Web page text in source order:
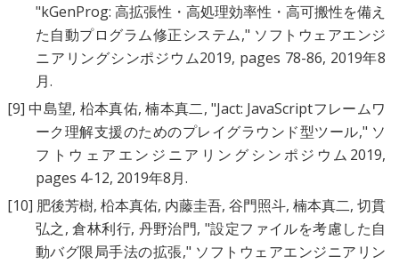
"kGenProg: 高拡張性・高処理効率性・高可搬性を備え
た自動プログラム修正システム," ソフトウェアエンジ
ニアリングシンポジウム2019, pages 78-86, 2019年8
月.
[9] 中島望, 柗本真佑,楠本真二, "Jact: JavaScriptフレームワ
ーク理解支援のためのプレイグラウンド型ツール," ソ
フトウェアエンジニアリングシンポジウム2019,
pages 4-12, 2019年8月.
[10] 肥後芳樹, 柗本真佑, 内藤圭吾, 谷門照斗, 楠本真二, 切貫
弘之,倉林利行, 丹野治門, "設定ファイルを考慮した自
動バグ限局手法の拡張," ソフトウェアエンジニアリン